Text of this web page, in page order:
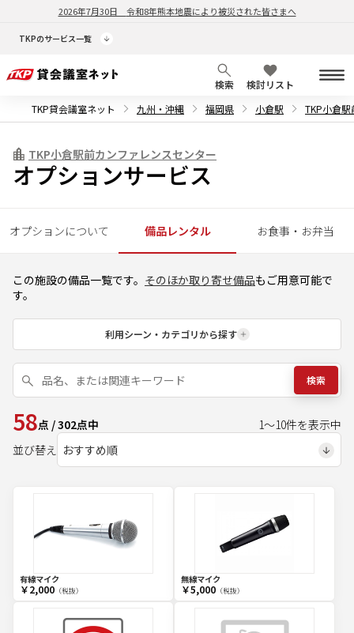
2026年7月30日 令和8年熊本地震により被災された皆さまへ
TKPのサービス一覧
検索
検討リスト
TKP貸会議室ネット
九州・沖縄 福岡県 小倉駅 TKP小倉
TKP小倉駅前カンファレンスセンター
オプションサービス
オプションについて 備品レンタル お食事・お弁当
この施設の備品一覧です。 そのほか取り寄せ備品もご用意可能で
す。
利用シーン・カテゴリから探す
検索
58点 /302点中 1～10件を表示中
並び替え
有線マイク
￥2,000（税抜）
無線マイク
￥5,000（税抜）